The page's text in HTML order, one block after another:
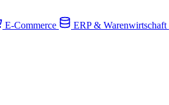
E-Commerce ERP & Warenwirtschaft